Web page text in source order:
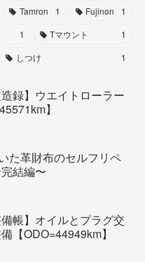
Tamron 1 Fujinon
1
1 Tマウント
1
しつけ 1
造録】ウエイトローラー
】
た革財布のセルフリペ
結編〜
備帳】オイルとプラグ交
【ODO=44949km】